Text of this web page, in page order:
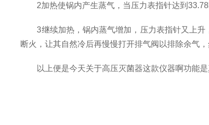
2加热使锅内产生蒸气，当压力表指针达到
3继续加热，锅内蒸气增加，压力表指针又上升
断火，让其自然冷后再慢慢打开排气阀以排除余气
以上便是今天关于高压灭菌器这款仪器啊功能是